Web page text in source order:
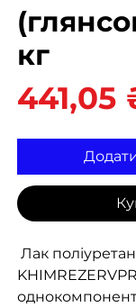
кг
441,05
Лак